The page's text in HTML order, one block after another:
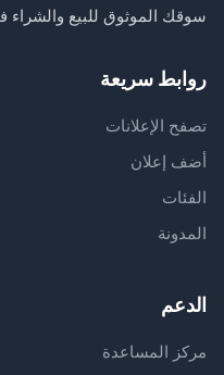
سوقك الموثوق للبيع والشراء
روابط سريعة
تصفح الإعلانات
أضف إعلان
الفئات
المدونة
الدعم
مركز المساعدة